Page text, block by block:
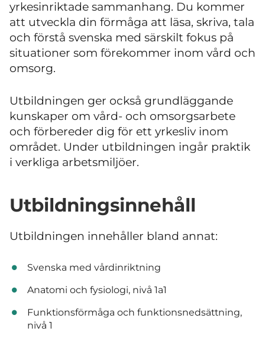
yrkesinriktade sammanhang. Du kommer
att utveckla din förmåga att läsa, skriva, tala
och förstå svenska med särskilt fokus på
situationer som förekommer inom vård och
omsorg.
Utbildningen ger också grundläggande
kunskaper om vård- och omsorgsarbete
och förbereder dig för ett yrkesliv inom
området. Under utbildningen ingår praktik
i verkliga arbetsmiljöer.
Utbildningsinnehåll
Utbildningen innehåller bland annat:
Svenska med vårdinriktning
Anatomi och fysiologi, nivå 1a1
Funktionsförmåga och funktionsnedsättning,
nivå 1